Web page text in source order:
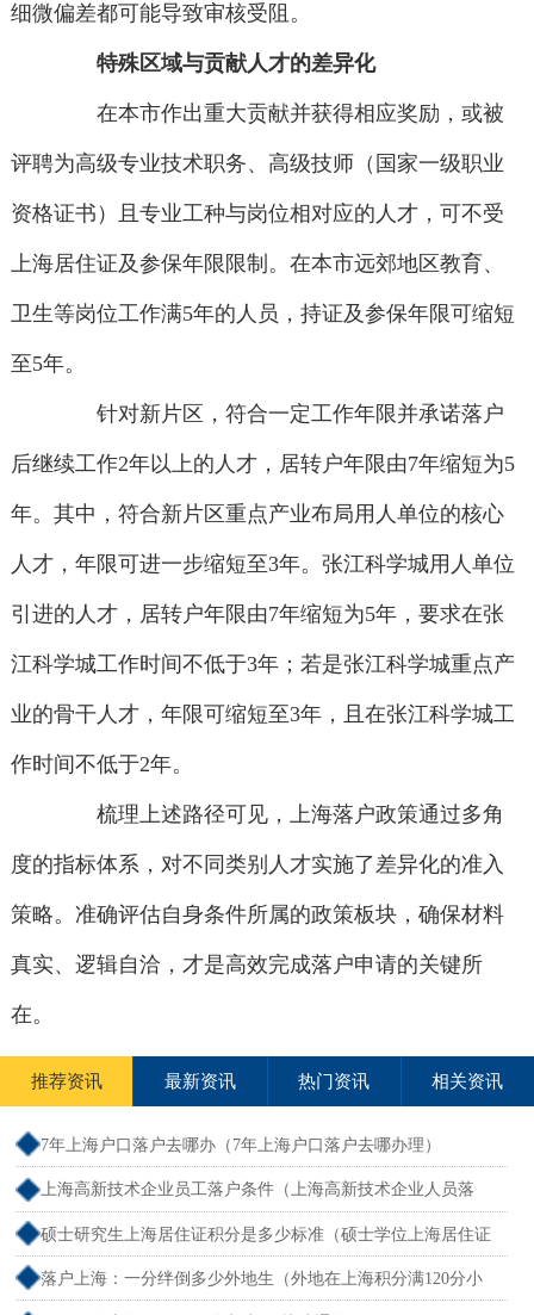
细微偏差都可能导致审核受阻。
特殊区域与贡献人才的差异化
在本市作出重大贡献并获得相应奖励，或被
评聘为高级专业技术职务、高级技师（国家一级职业
资格证书）且专业工种与岗位相对应的人才，可不受
上海居住证及参保年限限制。在本市远郊地区教育、
卫生等岗位工作满5年的人员，持证及参保年限可缩短
至5年。
针对新片区，符合一定工作年限并承诺落户
后继续工作2年以上的人才，居转户年限由7年缩短为5
年。其中，符合新片区重点产业布局用人单位的核心
人才，年限可进一步缩短至3年。张江科学城用人单位
引进的人才，居转户年限由7年缩短为5年，要求在张
江科学城工作时间不低于3年；若是张江科学城重点产
业的骨干人才，年限可缩短至3年，且在张江科学城工
作时间不低于2年。
梳理上述路径可见，上海落户政策通过多角
度的指标体系，对不同类别人才实施了差异化的准入
策略。准确评估自身条件所属的政策板块，确保材料
真实、逻辑自洽，才是高效完成落户申请的关键所
在。
推荐资讯 最新资讯 热门资讯 相关资讯
7年上海户口落户去哪办（7年上海户口落户去哪办理）
上海高新技术企业员工落户条件（上海高新技术企业人员落
户）
硕士研究生上海居住证积分是多少标准（硕士学位上海居住证
积分）
落户上海：一分绊倒多少外地生（外地在上海积分满120分小